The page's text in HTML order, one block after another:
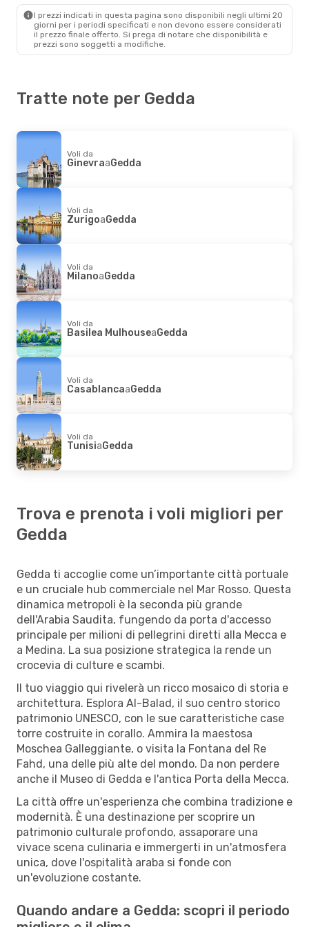
I prezzi indicati in questa pagina sono disponibili negli ultimi 20
giorni per i periodi specificati e non devono essere considerati
il ​​prezzo finale offerto. Si prega di notare che disponibilità e
prezzi sono soggetti a modifiche.
Tratte note per Gedda
Voli da
GinevraaGedda
Voli da
ZurigoaGedda
Voli da
MilanoaGedda
Voli da
Basilea MulhouseaGedda
Voli da
CasablancaaGedda
Voli da
TunisiaGedda
Trova e prenota i voli migliori per
Gedda
Gedda ti accoglie come un’importante città portuale
e un cruciale hub commerciale nel Mar Rosso. Questa
dinamica metropoli è la seconda più grande
dell'Arabia Saudita, fungendo da porta d'accesso
principale per milioni di pellegrini diretti alla Mecca e
a Medina. La sua posizione strategica la rende un
crocevia di culture e scambi.
Il tuo viaggio qui rivelerà un ricco mosaico di storia e
architettura. Esplora Al-Balad, il suo centro storico
patrimonio UNESCO, con le sue caratteristiche case
torre costruite in corallo. Ammira la maestosa
Moschea Galleggiante, o visita la Fontana del Re
Fahd, una delle più alte del mondo. Da non perdere
anche il Museo di Gedda e l'antica Porta della Mecca.
La città offre un'esperienza che combina tradizione e
modernità. È una destinazione per scoprire un
patrimonio culturale profondo, assaporare una
vivace scena culinaria e immergerti in un'atmosfera
unica, dove l'ospitalità araba si fonde con
un'evoluzione costante.
Quando andare a Gedda: scopri il periodo